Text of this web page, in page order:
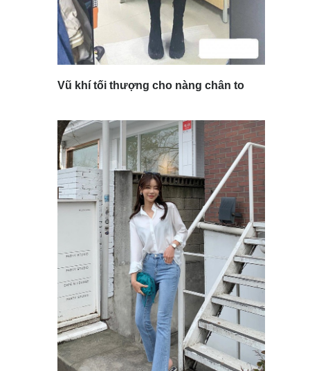
Vũ khí tối thượng cho nàng chân to